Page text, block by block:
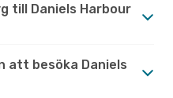
till Daniels Harbour
att besöka Daniels